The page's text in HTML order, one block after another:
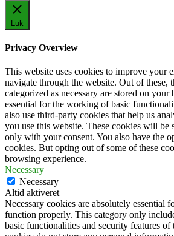
Luk
Privacy Overview
This website uses cookies to improve your
navigate through the website. Out of these,
categorized as necessary are stored on your
essential for the working of basic
also use third-party cookies that help us
you use this website. These cookies will be
only with your consent. You also have the
cookies. But opting out of some of these
browsing experience.
Necessary
Necessary
Altid aktiveret
Necessary cookies are absolutely essential
function properly. This category only
basic functionalities and security features of